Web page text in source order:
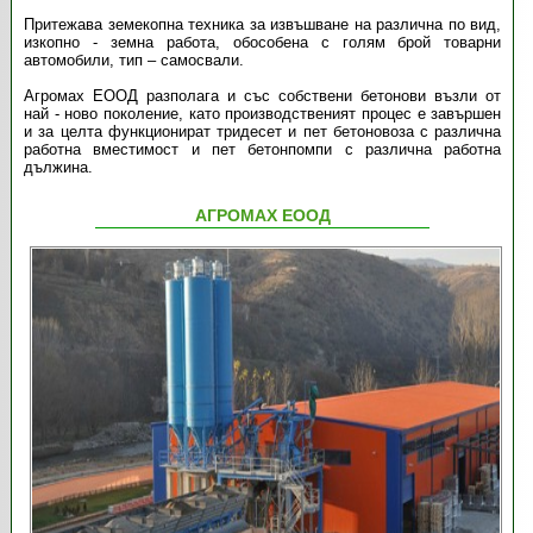
Притежава земекопна техника за извъшване на различна по вид,
изкопно - земна работа, обособена с голям брой товарни
автомобили, тип – самосвали.
Агромах ЕООД разполага и със собствени бетонови възли от
най - ново поколение, като производственият процес е завършен
и за целта функционират тридесет и пет бетоновоза с различна
работна вместимост и пет бетонпомпи с различна работна
дължина.
АГРОМАХ ЕООД